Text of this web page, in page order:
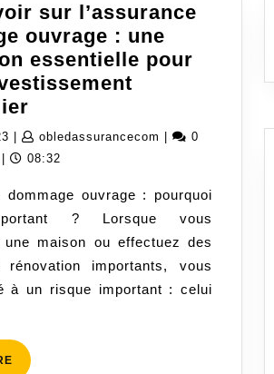
sur l’assurance
ouvrage : une
essentielle pour
savoir
sur
dommage
ouvrage
:
une
protection
votre
14
juin
obledassurancecom obledassurancecom
0
08:32
dommage ouvrage : pourquoi
? Lorsque vous
une maison ou effectuez des
importants, vous
à un risque important : celui
READ